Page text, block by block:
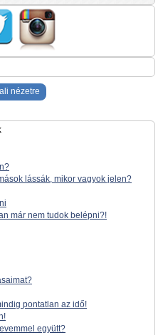
nézetre
lássák, mikor vagyok jelen?
már nem tudok belépni?!
pontatlan az idő!
együtt?